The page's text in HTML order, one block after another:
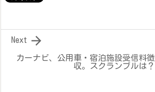
カーナビ、公用車・宿泊施設受信料徴
収。スクランブルは？

Next